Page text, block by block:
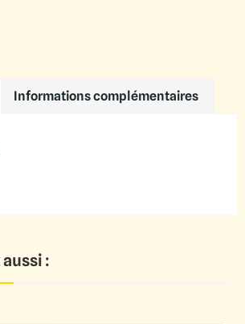
Informations complémentaires
: